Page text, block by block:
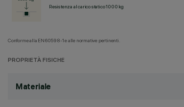
Resistenza al carico statico 1000 kg
Conforme alla EN60598-1 e alle normative pertinenti.
PROPRIETÀ FISICHE
Materiale